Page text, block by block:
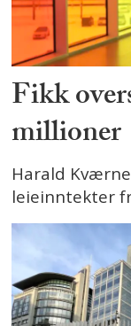
Fikk
millioner
Harald
leieinntekter